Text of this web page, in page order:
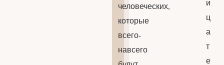
человеческих,
которые
всего-
навсего
и
ц
а
т
е